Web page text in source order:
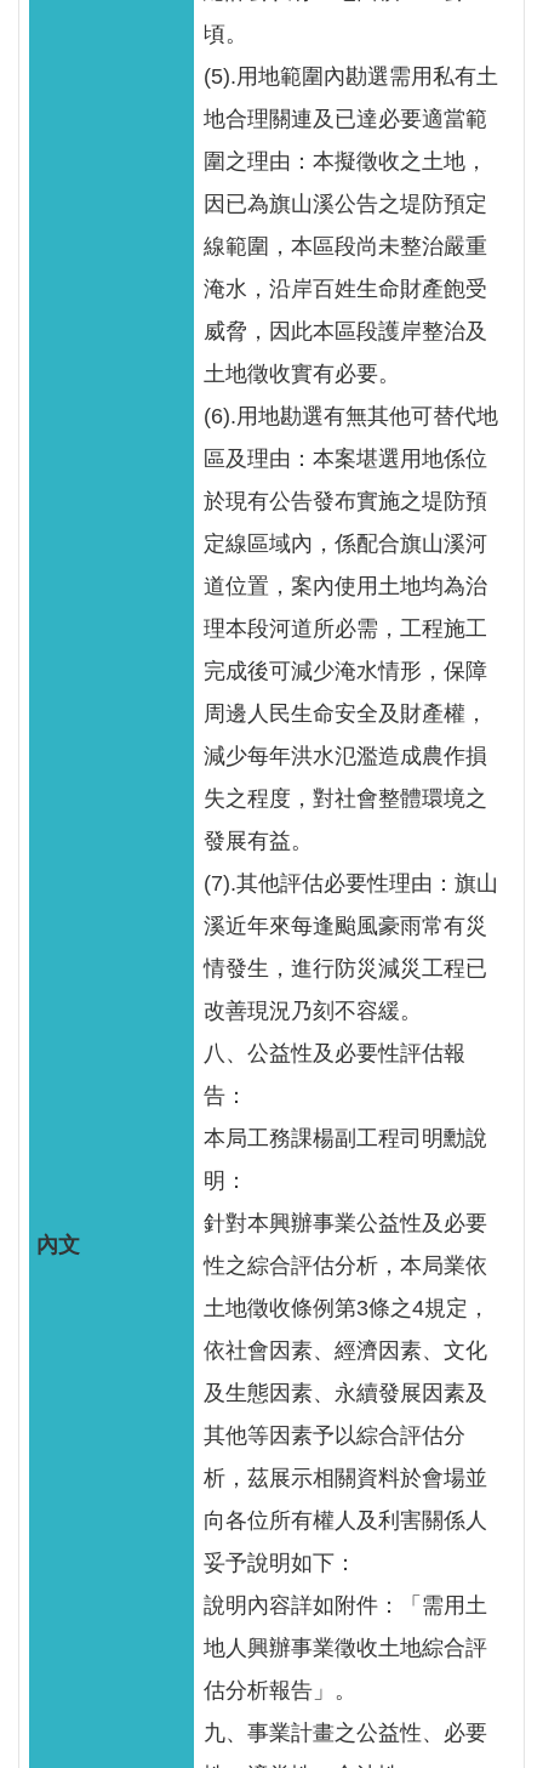
頃。
(5).用地範圍內勘選需用私有土
地合理關連及已達必要適當範
圍之理由：本擬徵收之土地，
因已為旗山溪公告之堤防預定
線範圍，本區段尚未整治嚴重
淹水，沿岸百姓生命財產飽受
威脅，因此本區段護岸整治及
土地徵收實有必要。
(6).用地勘選有無其他可替代地
區及理由：本案堪選用地係位
於現有公告發布實施之堤防預
定線區域內，係配合旗山溪河
道位置，案內使用土地均為治
理本段河道所必需，工程施工
完成後可減少淹水情形，保障
周邊人民生命安全及財產權，
減少每年洪水氾濫造成農作損
失之程度，對社會整體環境之
發展有益。
(7).其他評估必要性理由：旗山
溪近年來每逢颱風豪雨常有災
情發生，進行防災減災工程已
改善現況乃刻不容緩。
八、公益性及必要性評估報
告：
本局工務課楊副工程司明勳說
明：
針對本興辦事業公益性及必要
性之綜合評估分析，本局業依
土地徵收條例第3條之4規定，
依社會因素、經濟因素、文化
及生態因素、永續發展因素及
其他等因素予以綜合評估分
析，茲展示相關資料於會場並
向各位所有權人及利害關係人
妥予說明如下：
說明內容詳如附件：「需用土
地人興辦事業徵收土地綜合評
估分析報告」。
九、事業計畫之公益性、必要